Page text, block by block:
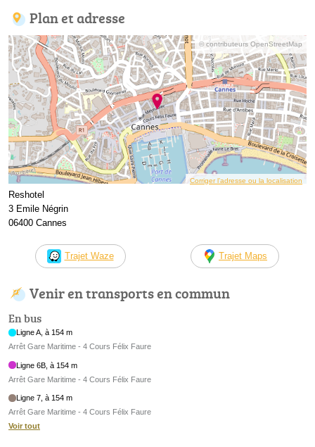
Plan et adresse
© contributeurs OpenStreetMap
Corriger l’adresse ou la localisation
Reshotel
3 Emile Négrin
06400 Cannes
Trajet Waze Trajet Maps
Venir en transports en commun
En bus
Ligne A, à 154 m
Arrêt Gare Maritime - 4 Cours Félix Faure
Ligne 6B, à 154 m
Arrêt Gare Maritime - 4 Cours Félix Faure
Ligne 7, à 154 m
Arrêt Gare Maritime - 4 Cours Félix Faure
Voir tout